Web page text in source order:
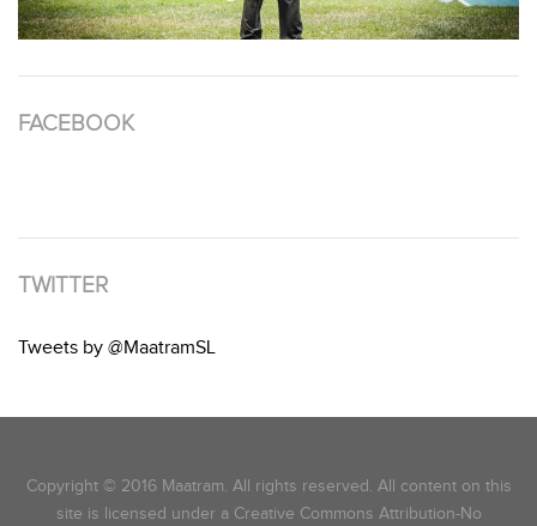
FACEBOOK
TWITTER
Tweets by @MaatramSL
Copyright © 2016 Maatram. All rights reserved. All content on this
site is licensed under a Creative Commons Attribution-No